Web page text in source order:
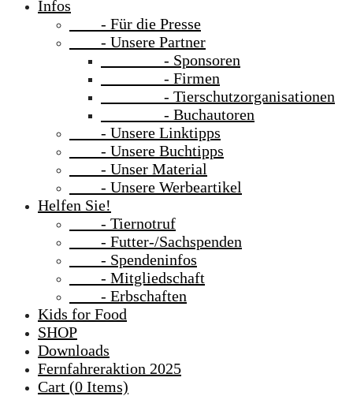
Infos
- Für die Presse
- Unsere Partner
- Sponsoren
- Firmen
- Tierschutzorganisationen
- Buchautoren
- Unsere Linktipps
- Unsere Buchtipps
- Unser Material
- Unsere Werbeartikel
Helfen Sie!
- Tiernotruf
- Futter-/Sachspenden
- Spendeninfos
- Mitgliedschaft
- Erbschaften
Kids for Food
SHOP
Downloads
Fernfahreraktion 2025
Cart (0 Items)